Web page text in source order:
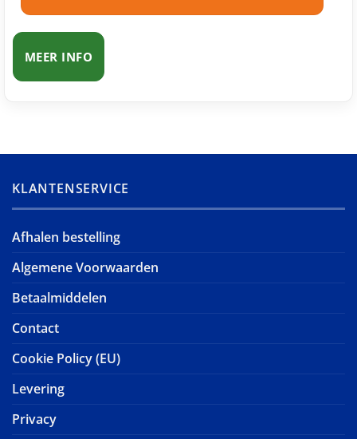
MEER INFO
KLANTENSERVICE
Afhalen bestelling
Algemene Voorwaarden
Betaalmiddelen
Contact
Cookie Policy (EU)
Levering
Privacy